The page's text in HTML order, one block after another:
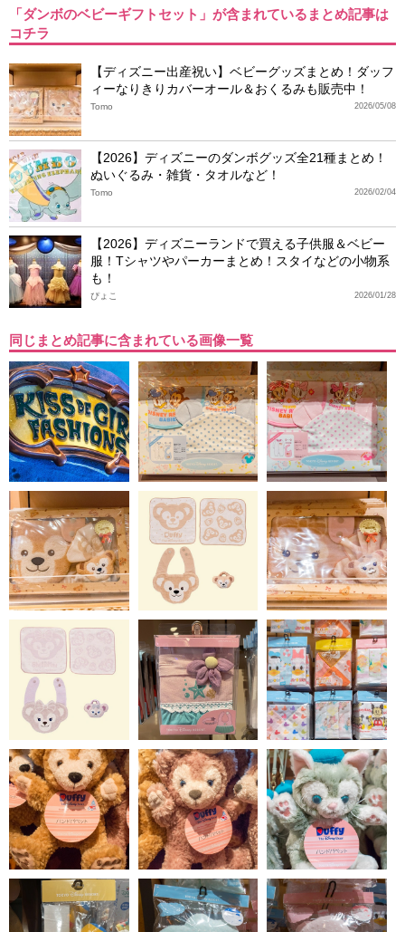
「ダンボのベビーギフトセット」が含まれているまとめ記事は
コチラ
【ディズニー出産祝い】ベビーグッズまとめ！ダッフ
ィーなりきりカバーオール＆おくるみも販売中！
2026/05/08
Tomo
【2026】ディズニーのダンボグッズ全21種まとめ！
ぬいぐるみ・雑貨・タオルなど！
2026/02/04
Tomo
【2026】ディズニーランドで買える子供服＆ベビー
服！Tシャツやパーカーまとめ！スタイなどの小物系
も！
2026/01/28
ぴょこ
同じまとめ記事に含まれている画像一覧